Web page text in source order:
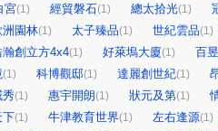
宮(1) 經貿磐石(1) 總太拾光(1)
洲園林(1) 太子臻品(1) 世紀雲品(1)
瀚創立方4x4(1) 好萊塢大廈(1)
百
(1) 科博觀邸(1) 達麗創世紀(1)
(1) 惠宇開朗(1) 狀元及第(1)
下(1) 牛津教育世界(1) 左右逢源(1)